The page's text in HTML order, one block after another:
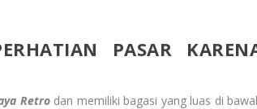
PASAR
Retrodan memiliki bagasi yang luas di